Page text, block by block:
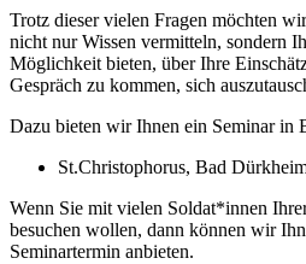
Trotz dieser vielen Fragen möchten
nicht nur Wissen vermitteln, sondern
Möglichkeit bieten, über Ihre
Gespräch zu kommen, sich
Dazu bieten wir Ihnen ein Seminar in
St.Christophorus, Bad
Wenn Sie mit vielen Soldat*innen
besuchen wollen, dann können wir
Seminartermin anbieten.